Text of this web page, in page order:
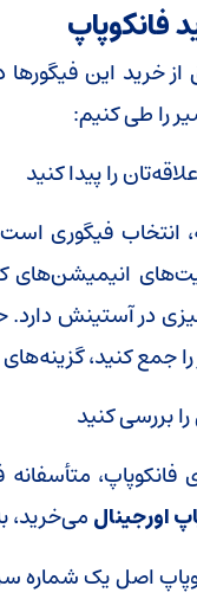
فانکوپاپ
خرید این
را طی کنیم:
را پیدا کنید
انتخاب فیگوری است
انیمیشن‌های
در آستینش
را جمع کنید،
بررسی کنید
فانکوپاپ،
اورجینالمی‌خرید،
اصل یک شماره